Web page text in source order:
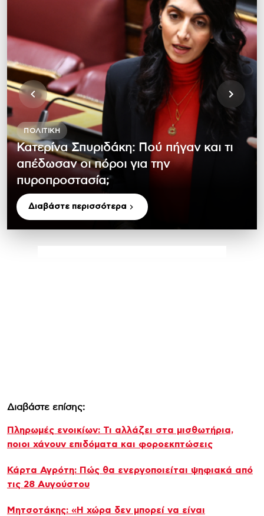
ΠΟΛΙΤΙΚΉ
Κατερίνα Σπυριδάκη: Πού πήγαν και τι
απέδωσαν οι πόροι για την
πυροπροστασία;
Διαβάστε περισσότερα
Διαβάστε επίσης:
Πληρωμές ενοικίων: Τι αλλάζει στα μισθωτήρια,
ποιοι χάνουν επιδόματα και φοροεκπτώσεις
Κάρτα Αγρότη: Πώς θα ενεργοποιείται ψηφιακά από
τις 28 Αυγούστου
Μητσοτάκης: «Η χώρα δεν μπορεί να είναι